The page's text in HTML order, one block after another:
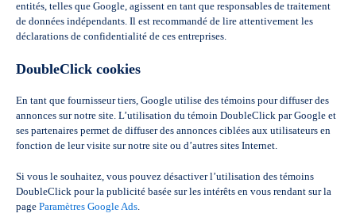
entités, telles que Google, agissent en tant que responsables de traitement
de données indépendants. Il est recommandé de lire attentivement les
déclarations de confidentialité de ces entreprises.
DoubleClick cookies
En tant que fournisseur tiers, Google utilise des témoins pour diffuser des
annonces sur notre site. L’utilisation du témoin DoubleClick par Google et
ses partenaires permet de diffuser des annonces ciblées aux utilisateurs en
fonction de leur visite sur notre site ou d’autres sites Internet.
Si vous le souhaitez, vous pouvez désactiver l’utilisation des témoins
DoubleClick pour la publicité basée sur les intérêts en vous rendant sur la
page Paramètres Google Ads.